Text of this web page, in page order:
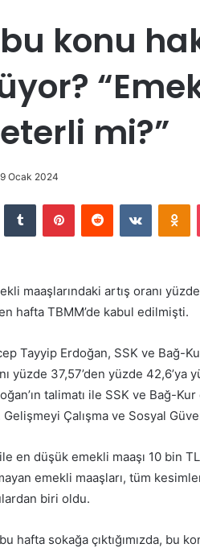
konu
mi?”
Ocak 2024
Tumblr PinterestReddit
maaşlarındaki artış oranı
hafta TBMM’de kabul edilmişti.
Tayyip Erdoğan, SSK ve Bağ-
yüzde 37,57’den yüzde 42,6’ya
talimatı ile SSK ve Bağ-
Çalışma ve Sosyal
en düşük emekli maaşı 10 bin
emekli maaşları, tüm
biri oldu.
hafta sokağa çıktığımızda, bu